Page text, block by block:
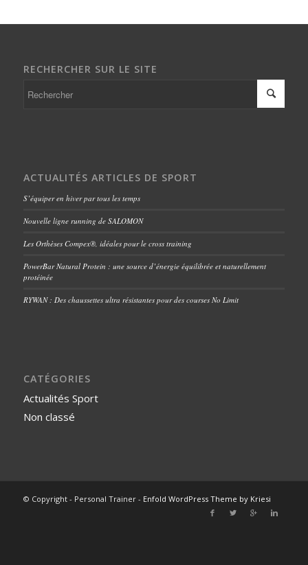
RECHERCHER SUR LE SITE
ACTUALITÉS ARTICLES DE SPORT
S’équiper en hiver par tous les temps
Nouvelle ligne running de SALOMON
Les Orthèses Compex®, idéales pour le cross training
PowerBar Natural Protein : une source d’énergie équilibrée et naturellement
protéinée
RYWAN : Des chaussettes ultra résistantes pour des courses No Limit
CATÉGORIES
Actualités Sport
Non classé
© Copyright - Personal Trainer - Enfold WordPress Theme by Kriesi